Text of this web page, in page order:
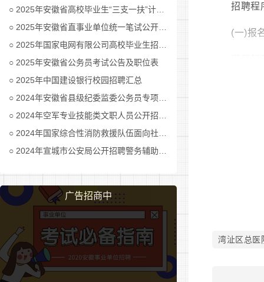
2025年安徽省高校毕业生“三支一扶”计划招募公告
2025年安徽省直事业单位统一笔试公开招聘工作人员公告
2025年国家电网有限公司高校毕业生招聘公告(第二批)汇总
2025年安徽省公务员考试公告及职位表
2025年中国建设银行校园招聘汇总
2024年安徽省县级纪委监委公务员专项招考公告及职位表汇总
2024年空军专业技能类文职人员公开招考公告
2024年国家综合性消防救援队伍面向社会招录消防员公告
2024年宣城市公安局公开招聘警务辅助人员公告
广告招商中
招聘程
(一)报
5、应
湾沚区总医